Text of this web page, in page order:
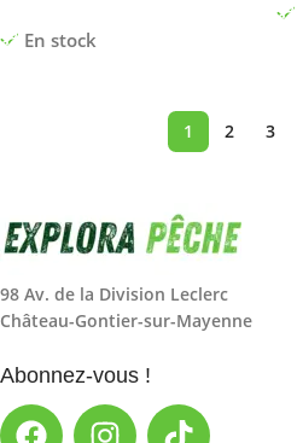
En stock
1 2 3
98 Av. de la Division Leclerc
Château-Gontier-sur-Mayenne
Abonnez-vous !